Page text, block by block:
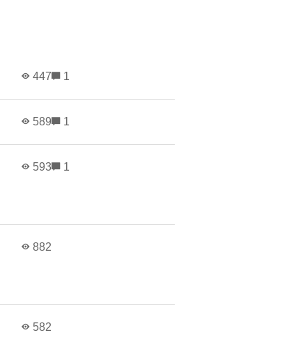
447 1
589 1
593 1
882
582